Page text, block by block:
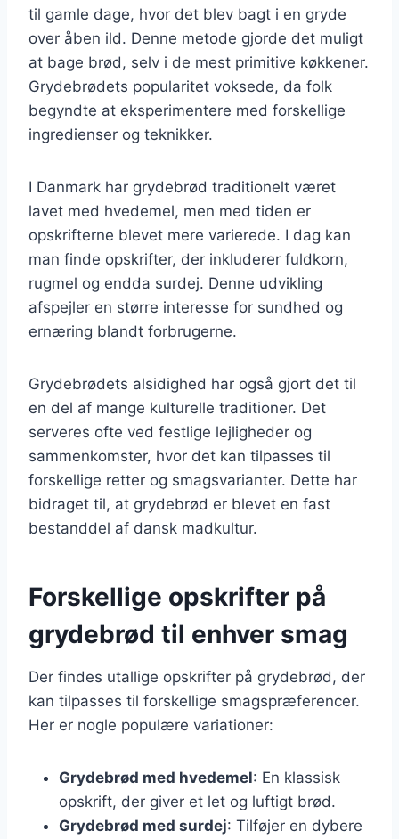
til gamle dage, hvor det blev bagt i en gryde
over åben ild. Denne metode gjorde det muligt
at bage brød, selv i de mest primitive køkkener.
Grydebrødets popularitet voksede, da folk
begyndte at eksperimentere med forskellige
ingredienser og teknikker.
I Danmark har grydebrød traditionelt været
lavet med hvedemel, men med tiden er
opskrifterne blevet mere varierede. I dag kan
man finde opskrifter, der inkluderer fuldkorn,
rugmel og endda surdej. Denne udvikling
afspejler en større interesse for sundhed og
ernæring blandt forbrugerne.
Grydebrødets alsidighed har også gjort det til
en del af mange kulturelle traditioner. Det
serveres ofte ved festlige lejligheder og
sammenkomster, hvor det kan tilpasses til
forskellige retter og smagsvarianter. Dette har
bidraget til, at grydebrød er blevet en fast
bestanddel af dansk madkultur.
Forskellige opskrifter på
grydebrød til enhver smag
Der findes utallige opskrifter på grydebrød, der
kan tilpasses til forskellige smagspræferencer.
Her er nogle populære variationer:
Grydebrød med hvedemel: En klassisk
opskrift, der giver et let og luftigt brød.
Grydebrød med surdej: Tilføjer en dybere